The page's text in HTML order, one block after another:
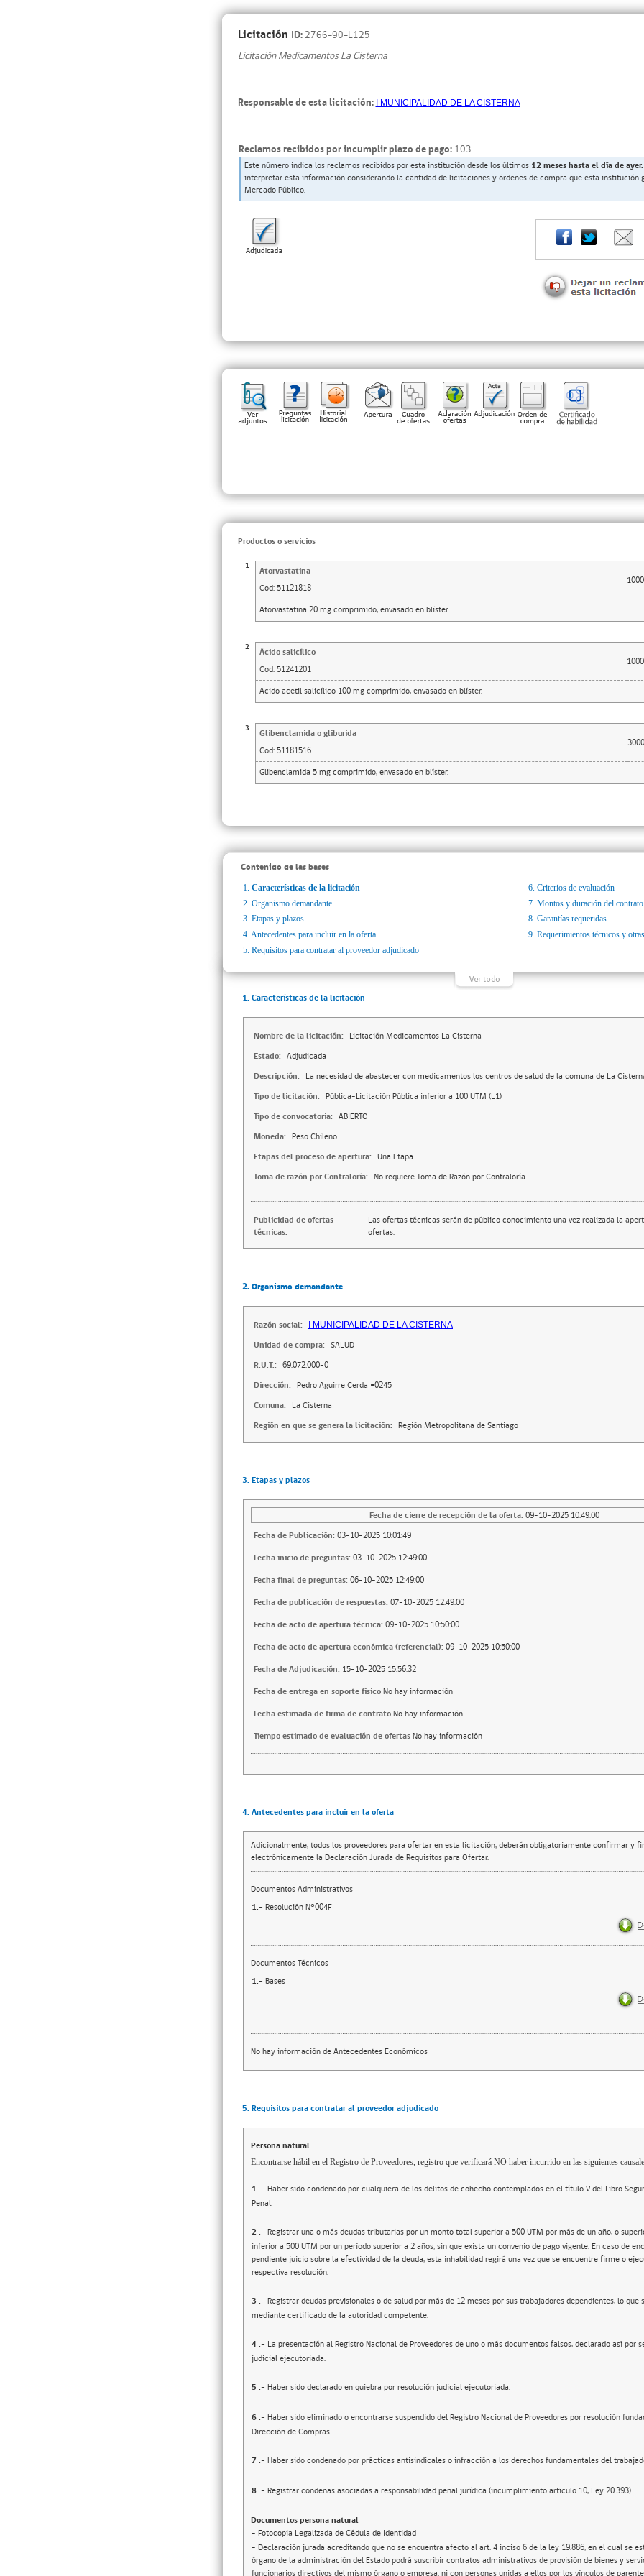
Licitación ID: 2766-90-L125
Licitación Medicamentos La Cisterna
Responsable de esta licitación: I MUNICIPALIDAD DE LA CISTERNA
Reclamos recibidos por incumplir plazo de pago: 103
Este número indica los reclamos recibidos por esta institución desde los últimos 12 meses hasta el día de ayer.
interpretar esta información considerando la cantidad de licitaciones y órdenes de compra que esta institución
Mercado Público.
Productos o servicios
1 Atorvastatina
Cod: 51121818
Atorvastatina 20 mg comprimido, envasado en blíster.
2 Ácido salicílico
Cod: 51241201
Acido acetil salicílico 100 mg comprimido, envasado en blíster.
3 Glibenclamida o gliburida
Cod: 51181516
Glibenclamida 5 mg comprimido, envasado en blíster.
Contenido de las bases
1. Características de la licitación
2. Organismo demandante
3. Etapas y plazos
4. Antecedentes para incluir en la oferta
5. Requisitos para contratar al proveedor adjudicado
6. Criterios de evaluación
7. Montos y duración del contrato
8. Garantías requeridas
9. Requerimientos técnicos y
1. Características de la licitación
Nombre de la licitación: Licitación Medicamentos La Cisterna
Estado: Adjudicada
Descripción: La necesidad de abastecer con medicamentos los centros de salud de la comuna de La
Tipo de licitación: Pública-Licitación Pública inferior a 100 UTM (L1)
Tipo de convocatoria: ABIERTO
Moneda: Peso Chileno
Etapas del proceso de apertura: Una Etapa
Toma de razón por Contraloría: No requiere Toma de Razón por Contraloría
Publicidad de ofertas
técnicas:
Las ofertas técnicas serán de público conocimiento una vez realizada la
ofertas.
2. Organismo demandante
Razón social: I MUNICIPALIDAD DE LA CISTERNA
Unidad de compra: SALUD
R.U.T.: 69.072.000-0
Dirección: Pedro Aguirre Cerda #0245
Comuna: La Cisterna
Región en que se genera la licitación: Región Metropolitana de Santiago
3. Etapas y plazos
Fecha de cierre de recepción de la oferta: 09-10-2025 10:49:00
Fecha de Publicación: 03-10-2025 10:01:49
Fecha inicio de preguntas: 03-10-2025 12:49:00
Fecha final de preguntas: 06-10-2025 12:49:00
Fecha de publicación de respuestas: 07-10-2025 12:49:00
Fecha de acto de apertura técnica: 09-10-2025 10:50:00
Fecha de acto de apertura económica (referencial): 09-10-2025 10:50:00
Fecha de Adjudicación: 15-10-2025 15:56:32
Fecha de entrega en soporte fisicoNo hay información
Fecha estimada de firma de contratoNo hay información
Tiempo estimado de evaluación de ofertasNo hay información
4. Antecedentes para incluir en la oferta
Adicionalmente, todos los proveedores para ofertar en esta licitación, deberán obligatoriamente confirmar y
electrónicamente la Declaración Jurada de Requisitos para Ofertar.
Documentos Administrativos
1.- Resolución N°004F
Documentos Técnicos
1.- Bases
No hay información de Antecedentes Económicos
5. Requisitos para contratar al proveedor adjudicado
Persona natural
Encontrarse hábil en el Registro de Proveedores, registro que verificará NO haber incurrido en las siguientes
1.- Haber sido condenado por cualquiera de los delitos de cohecho contemplados en el título V del Libro
Penal.
2.- Registrar una o más deudas tributarias por un monto total superior a 500 UTM por más de un año, o
inferior a 500 UTM por un período superior a 2 años, sin que exista un convenio de pago vigente. En caso de
pendiente juicio sobre la efectividad de la deuda, esta inhabilidad regirá una vez que se encuentre firme o
respectiva resolución.
3 .- Registrar deudas previsionales o de salud por más de 12 meses por sus trabajadores dependientes, lo que
mediante certificado de la autoridad competente.
4.- La presentación al Registro Nacional de Proveedores de uno o más documentos falsos, declarado así por
judicial ejecutoriada.
5 .- Haber sido declarado en quiebra por resolución judicial ejecutoriada.
6.- Haber sido eliminado o encontrarse suspendido del Registro Nacional de Proveedores por resolución
Dirección de Compras.
7.- Haber sido condenado por prácticas antisindicales o infracción a los derechos fundamentales del
8.- Registrar condenas asociadas a responsabilidad penal jurídica (incumplimiento artículo 10, Ley 20.393).
Documentos persona natural
- Fotocopia Legalizada de Cédula de Identidad
- Declaración jurada acreditando que no se encuentra afecto al art. 4 inciso 6 de la ley 19.886, en el cual se
órgano de la administración del Estado podrá suscribir contratos administrativos de provisión de bienes y
funcionarios directivos del mismo órgano o empresa, ni con personas unidas a ellos por los vínculos de